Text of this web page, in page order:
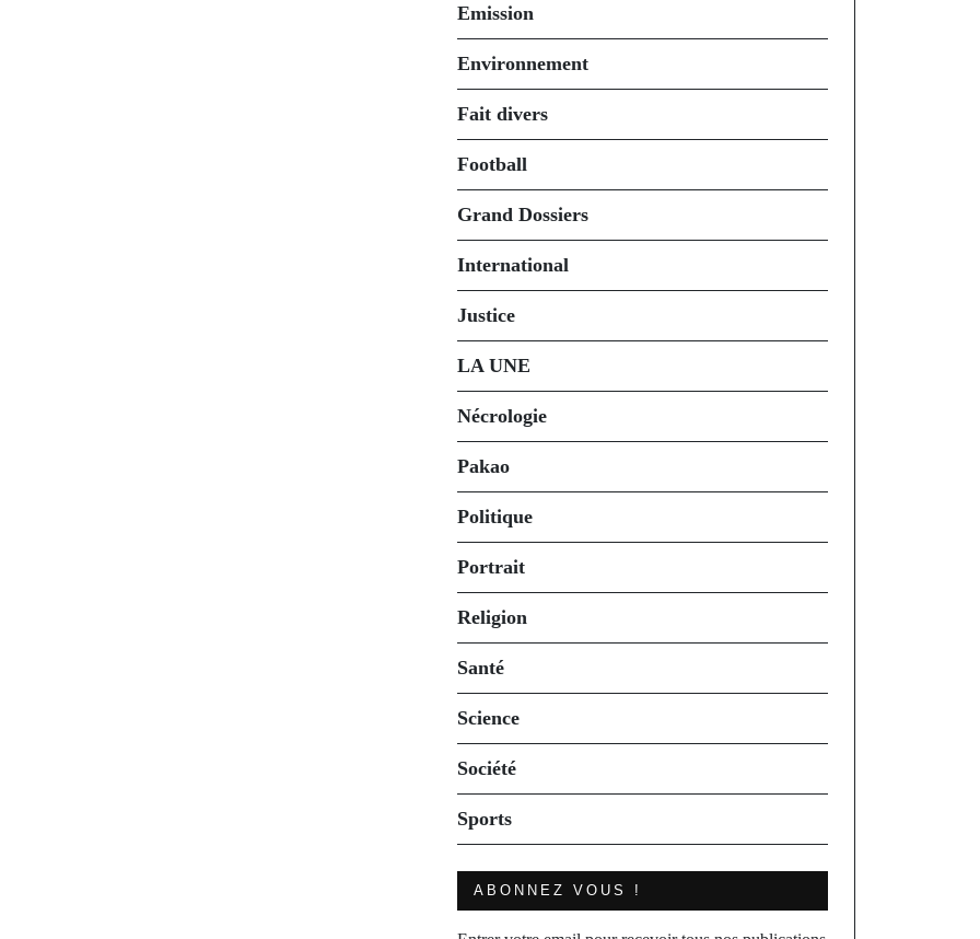
Emission
Environnement
Fait divers
Football
Grand Dossiers
International
Justice
LA UNE
Nécrologie
Pakao
Politique
Portrait
Religion
Santé
Science
Société
Sports
ABONNEZ VOUS !